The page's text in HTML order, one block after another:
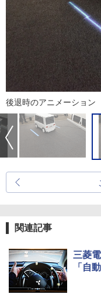
後退時のアニメーション
関連記事
三菱
「自